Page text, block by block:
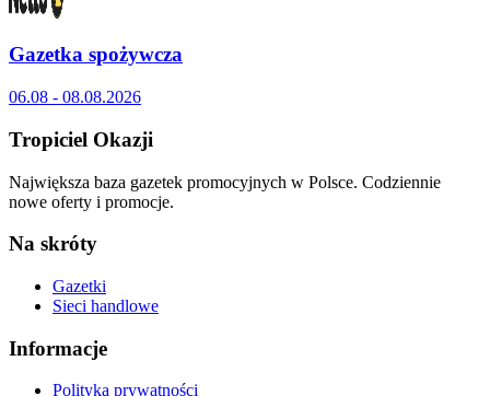
Gazetka spożywcza
06.08 - 08.08.2026
Tropiciel Okazji
Największa baza gazetek promocyjnych w Polsce. Codziennie
nowe oferty i promocje.
Na skróty
Gazetki
Sieci handlowe
Informacje
Polityka prywatności